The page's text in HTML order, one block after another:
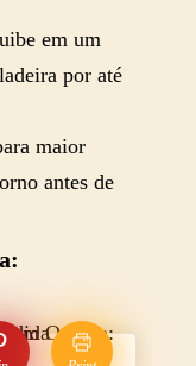
em um
por até
maior
antes de